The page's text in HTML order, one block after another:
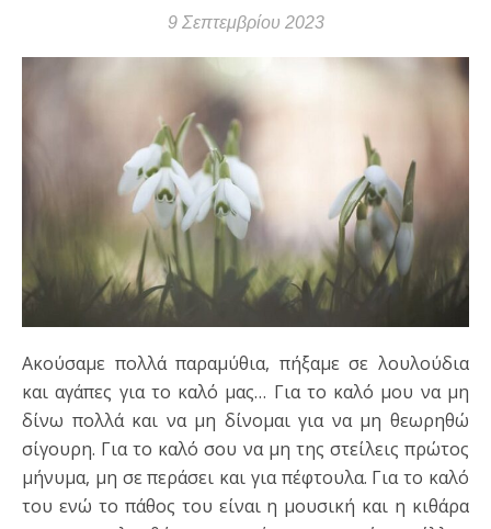
9 Σεπτεμβρίου 2023
Ακούσαμε πολλά παραμύθια, πήξαμε σε λουλούδια
και αγάπες για το καλό μας… Για το καλό μου να μη
δίνω πολλά και να μη δίνομαι για να μη θεωρηθώ
σίγουρη. Για το καλό σου να μη της στείλεις πρώτος
μήνυμα, μη σε περάσει και για πέφτουλα. Για το καλό
του ενώ το πάθος του είναι η μουσική και η κιθάρα